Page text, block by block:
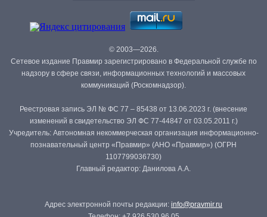
© 2003—2026.
Сетевое издание Правмир зарегистрировано в Федеральной службе по
надзору в сфере связи, информационных технологий и массовых
коммуникаций (Роскомнадзор).
Реестровая запись ЭЛ № ФС 77 – 85438 от 13.06.2023 г. (внесение
изменений в свидетельство ЭЛ ФС 77-44847 от 03.05.2011 г.)
Учредитель: Автономная некоммерческая организация информационно-
познавательный центр «Правмир» (АНО «Правмир») (ОГРН
1107799036730)
Главный редактор: Данилова А.А.
Адрес электронной почты редакции: info@pravmir.ru